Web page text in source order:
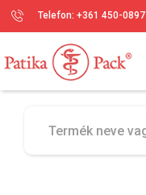
Telefon: +361 450-0897